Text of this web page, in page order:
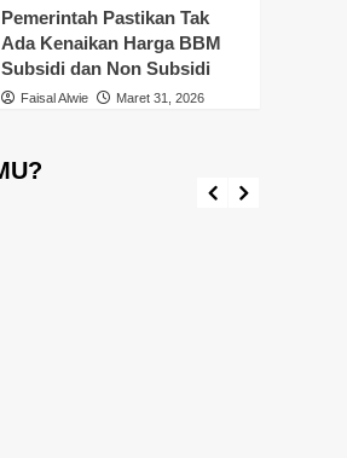
Pemerintah Pastikan Tak
Ada Kenaikan Harga BBM
Subsidi dan Non Subsidi
Faisal Alwie Maret 31, 2026
Dipelihara,